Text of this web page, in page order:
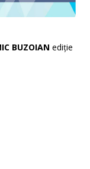
BUZOIAN ediție